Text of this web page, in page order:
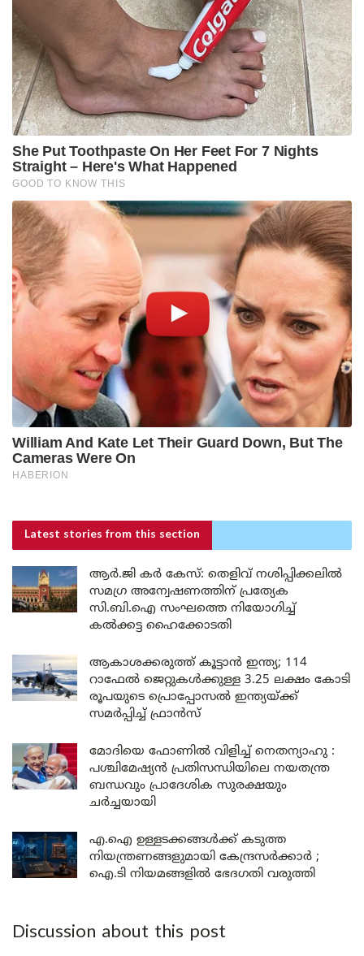
Latest stories from this section
ആർ.ജി കർ കേസ്: തെളിവ് നശിപ്പിക്കലിൽ
സമഗ്ര അന്വേഷണത്തിന് പ്രത്യേക
സി.ബി.ഐ സംഘത്തെ നിയോഗിച്ച്
കൽക്കട്ട ഹൈക്കോടതി
ആകാശക്കരുത്ത് കൂട്ടാൻ ഇന്ത്യ; 114
റാഫേൽ ജെറ്റുകൾക്കുള്ള 3.25 ലക്ഷം കോടി
രൂപയുടെ പ്രൊപ്പോസൽ ഇന്ത്യയ്ക്ക്
സമർപ്പിച്ച് ഫ്രാൻസ്
മോദിയെ ഫോണിൽ വിളിച്ച് നെതന്യാഹു :
പശ്ചിമേഷ്യൻ പ്രതിസന്ധിയിലെ നയതന്ത്ര
ബന്ധവും പ്രാദേശിക സുരക്ഷയും
ചർച്ചയായി
എ.ഐ ഉള്ളടക്കങ്ങൾക്ക് കടുത്ത
നിയന്ത്രണങ്ങളുമായി കേന്ദ്രസർക്കാർ ;
ഐ.ടി നിയമങ്ങളിൽ ഭേദഗതി വരുത്തി
Discussion about this post